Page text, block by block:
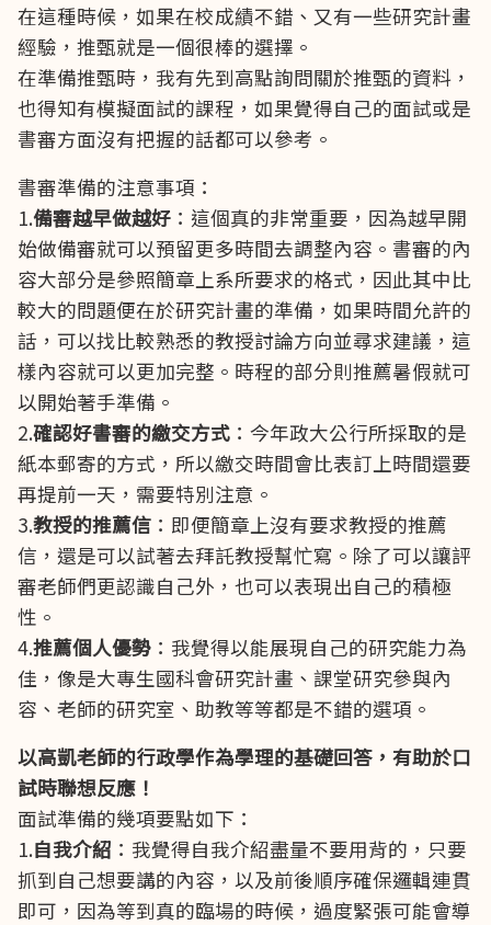
在這種時候，如果在校成績不錯、又有一些研究計畫
經驗，推甄就是一個很棒的選擇。
在準備推甄時，我有先到高點詢問關於推甄的資料，
也得知有模擬面試的課程，如果覺得自己的面試或是
書審方面沒有把握的話都可以參考。
書審準備的注意事項：
1.備審越早做越好 ：這個真的非常重要，因為越早開
始做備審就可以預留更多時間去調整內容。書審的內
容大部分是參照簡章上系所要求的格式，因此其中比
較大的問題便在於研究計畫的準備，如果時間允許的
話，可以找比較熟悉的教授討論方向並尋求建議，這
樣內容就可以更加完整。時程的部分則推薦暑假就可
以開始著手準備。
2.確認好書審的繳交方式 ：今年政大公行所採取的是
紙本郵寄的方式，所以繳交時間會比表訂上時間還要
再提前一天，需要特別注意。
3.教授的推薦信 ：即便簡章上沒有要求教授的推薦
信，還是可以試著去拜託教授幫忙寫。除了可以讓評
審老師們更認識自己外，也可以表現出自己的積極
性。
4.推薦個人優勢 ：我覺得以能展現自己的研究能力為
佳，像是大專生國科會研究計畫、課堂研究參與內
容、老師的研究室、助教等等都是不錯的選項。
以高凱老師的行政學作為學理的基礎回答，有助於口
試時聯想反應 ！
面試準備的幾項要點如下：
1.自我介紹 ：我覺得自我介紹盡量不要用背的，只要
抓到自己想要講的內容，以及前後順序確保邏輯連貫
即可，因為等到真的臨場的時候，過度緊張可能會導